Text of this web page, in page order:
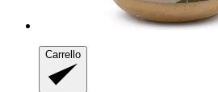
Carrello